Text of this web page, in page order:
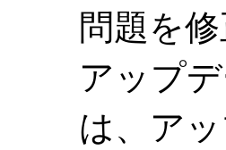
問題を
アップ
は、ア